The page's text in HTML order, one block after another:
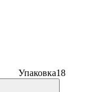
Упаковка18